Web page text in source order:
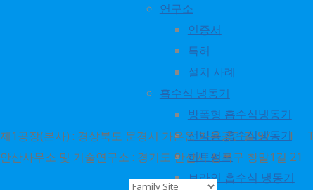
연구소
인증서
특허
설치 사례
흡수식 냉동기
방폭형 흡수식냉동기
선박용 흡수식냉동기
히트펌프
브라인 흡수식 냉동기
제1공장(본사) : 경상북도 문경시 가은읍 가은공단길 97 l
안산사무소 및 기술연구소 : 경기도 안산시 상록구 창말1